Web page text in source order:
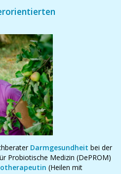
Darmgesundheit bei der
Probiotische Medizin (DePROM)
(Heilen mit